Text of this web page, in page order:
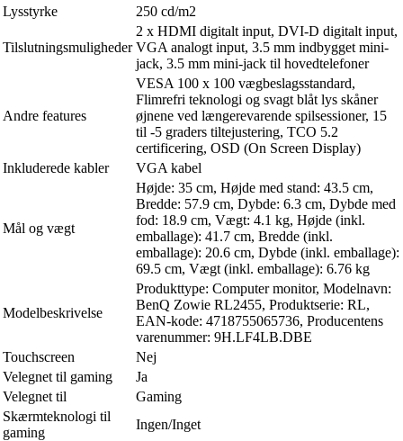
Lysstyrke
250 cd/m2
Tilslutningsmuligheder
2 x HDMI digitalt input, DVI-D digitalt input,
VGA analogt input, 3.5 mm indbygget mini-
jack, 3.5 mm mini-jack til hovedtelefoner
Andre features
VESA 100 x 100 vægbeslagsstandard,
Flimrefri teknologi og svagt blåt lys skåner
øjnene ved længerevarende spilsessioner, 15
til -5 graders tiltejustering, TCO 5.2
certificering, OSD (On Screen Display)
Inkluderede kabler
VGA kabel
Mål og vægt
Højde: 35 cm, Højde med stand: 43.5 cm,
Bredde: 57.9 cm, Dybde: 6.3 cm, Dybde med
fod: 18.9 cm, Vægt: 4.1 kg, Højde (inkl.
emballage): 41.7 cm, Bredde (inkl.
emballage): 20.6 cm, Dybde (inkl. emballage):
69.5 cm, Vægt (inkl. emballage): 6.76 kg
Modelbeskrivelse
Produkttype: Computer monitor, Modelnavn:
BenQ Zowie RL2455, Produktserie: RL,
EAN-kode: 4718755065736, Producentens
varenummer: 9H.LF4LB.DBE
Touchscreen
Nej
Velegnet til gaming
Ja
Velegnet til
Gaming
Skærmteknologi til
gaming
Ingen/Inget